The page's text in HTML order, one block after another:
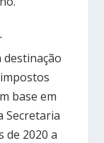
destinação
base em
Secretaria
de 2020 a